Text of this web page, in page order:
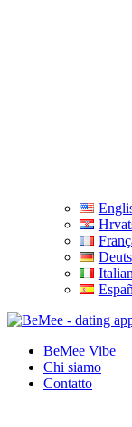
BeMee Vibe
Chi siamo
Contatto